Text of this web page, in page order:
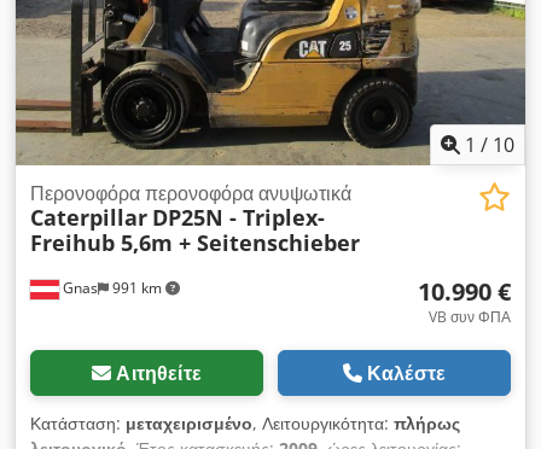
1 / 10
Gnas 991 km
Περονοφόρα περονοφόρα ανυψωτικά
Caterpillar DP25N - Triplex-
Freihub 5,6m + Seitenschieber
10.990 €
VB συν ΦΠΑ
Αιτηθείτε Καλέστε
Κατάσταση: μεταχειρισμένο, Λειτουργικότητα: πλήρως